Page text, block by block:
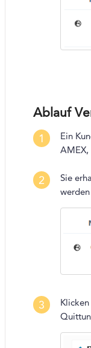
Ablauf
1
Ein
AMEX,
2
Sie
3